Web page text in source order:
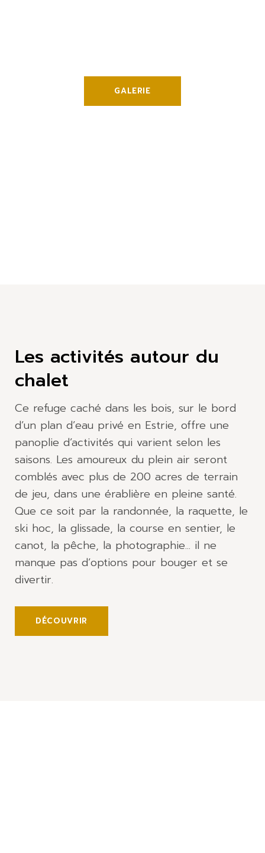
GALERIE
Les activités autour du
chalet
Ce refuge caché dans les bois, sur le bord
d’un plan d’eau privé en Estrie, offre une
panoplie d’activités qui varient selon les
saisons. Les amoureux du plein air seront
comblés avec plus de 200 acres de terrain
de jeu, dans une érablière en pleine santé.
Que ce soit par la randonnée, la raquette, le
ski hoc, la glissade, la course en sentier, le
canot, la pêche, la photographie... il ne
manque pas d’options pour bouger et se
divertir.
DÉCOUVRIR